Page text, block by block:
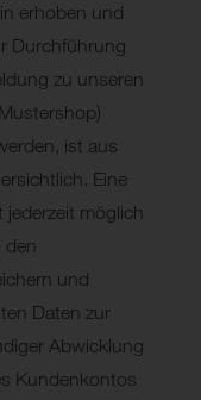
erhoben und
Durchführung
zu unseren
ist aus
Eine
möglich
den
und
Daten zur
Abwicklung
Kundenkontos